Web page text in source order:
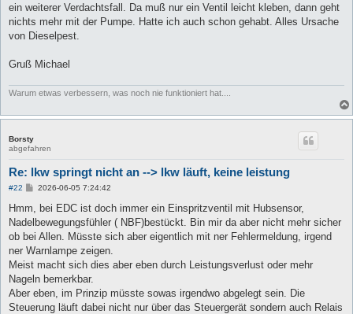
ein weiterer Verdachtsfall. Da muß nur ein Ventil leicht kleben, dann geht
nichts mehr mit der Pumpe. Hatte ich auch schon gehabt. Alles Ursache
von Dieselpest.
Gruß Michael
Warum etwas verbessern, was noch nie funktioniert hat....
Borsty
abgefahren
Re: lkw springt nicht an --> lkw läuft, keine leistung
#22
B
t
r
a
2026-06-05 7:24:42
Hmm, bei EDC ist doch immer ein Einspritzventil mit Hubsensor,
Nadelbewegungsfühler ( NBF)bestückt. Bin mir da aber nicht mehr sicher
ob bei Allen. Müsste sich aber eigentlich mit ner Fehlermeldung, irgend
ner Warnlampe zeigen.
Meist macht sich dies aber eben durch Leistungsverlust oder mehr
Nageln bemerkbar.
Aber eben, im Prinzip müsste sowas irgendwo abgelegt sein. Die
Steuerung läuft dabei nicht nur über das Steuergerät sondern auch Relais